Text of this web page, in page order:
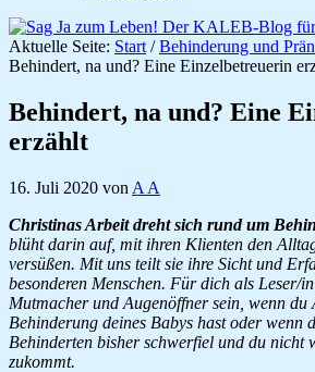
Aktuelle Seite: Start / Behinderung und
Behindert, na und? Eine Einzelbetreuerin
Behindert, na und? Eine
erzählt
16. Juli 2020 von A A
Christinas Arbeit dreht sich rund um
blüht darin auf, mit ihren Klienten den
versüßen. Mit uns teilt sie ihre Sicht und
besonderen Menschen. Für dich als Leser/
Mutmacher und Augenöffner sein, wenn du
Behinderung deines Babys hast oder wenn
Behinderten bisher schwerfiel und du nicht
zukommt.